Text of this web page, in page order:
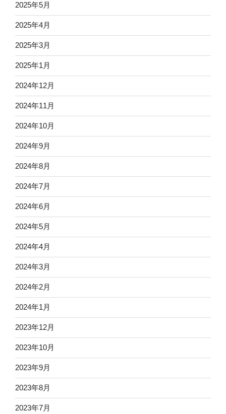
2025年5月
2025年4月
2025年3月
2025年1月
2024年12月
2024年11月
2024年10月
2024年9月
2024年8月
2024年7月
2024年6月
2024年5月
2024年4月
2024年3月
2024年2月
2024年1月
2023年12月
2023年10月
2023年9月
2023年8月
2023年7月